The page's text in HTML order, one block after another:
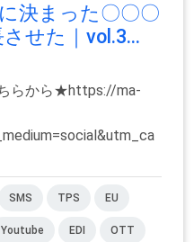
決まった〇〇〇
せた｜vol.3...
らから★https://ma-
SMS TPS EU
Youtube EDI OTT